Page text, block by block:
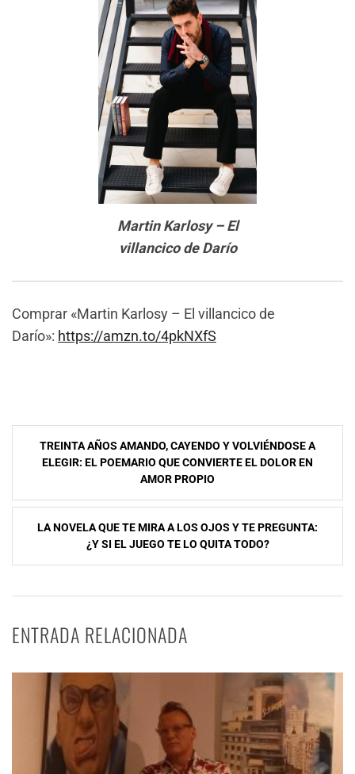
Martin Karlosy – El
villancico de Darío
Comprar «Martin Karlosy – El villancico de
Darío»: https://amzn.to/4pkNXfS
Navegación
entradas
TREINTA AÑOS AMANDO, CAYENDO Y VOLVIÉNDOSE A
ELEGIR: EL POEMARIO QUE CONVIERTE EL DOLOR EN
AMOR PROPIO
LA NOVELA QUE TE MIRA A LOS OJOS Y TE PREGUNTA:
¿Y SI EL JUEGO TE LO QUITA TODO?
ENTRADA RELACIONADA